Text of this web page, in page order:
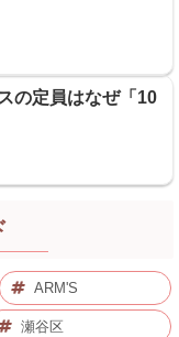
の定員はなぜ「10
ARM'S
瀬谷区